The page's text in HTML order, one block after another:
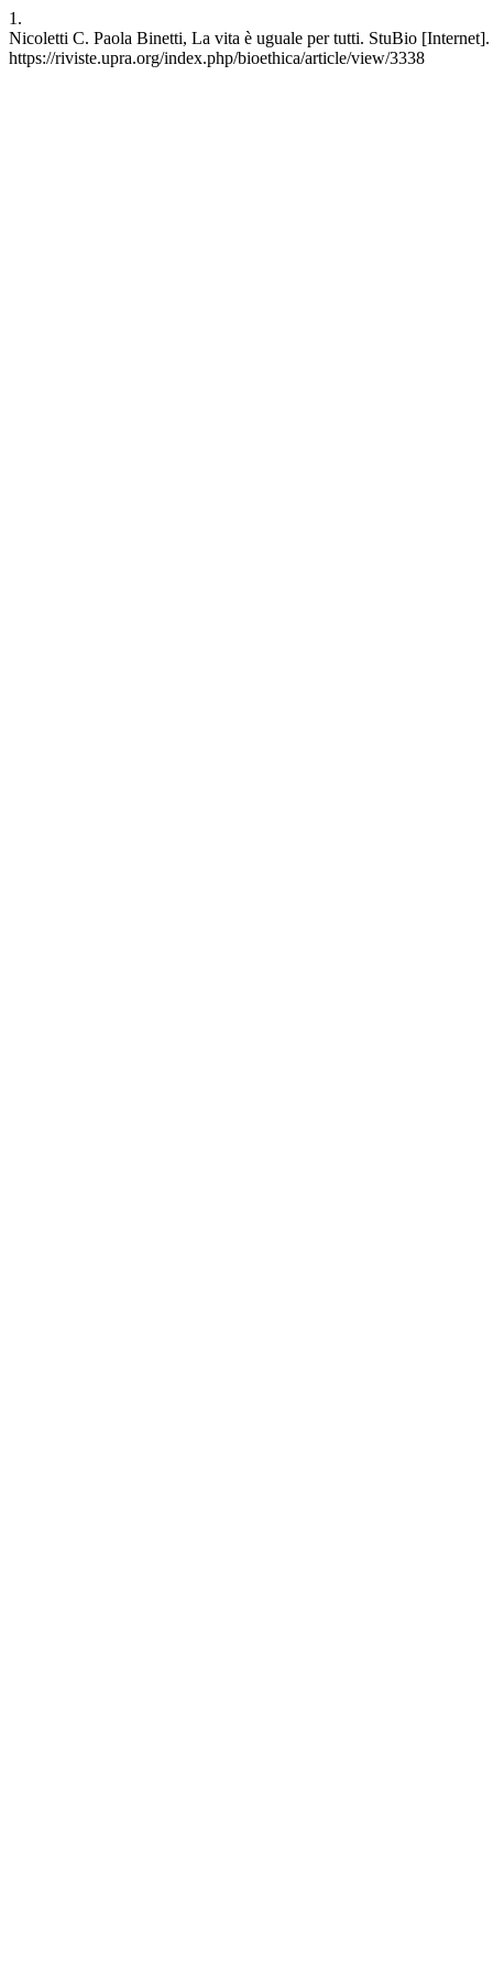
1.
Nicoletti C. Paola Binetti, La vita è uguale per tutti. StuBio
https://riviste.upra.org/index.php/bioethica/article/view/3338